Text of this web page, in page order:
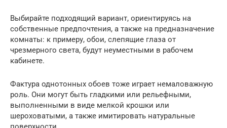
Выбирайте подходящий вариант, ориентируясь на
собственные предпочтения, а также на предназначение
комнаты: к примеру, обои, слепящие глаза от
чрезмерного света, будут неуместными в рабочем
кабинете.
Фактура однотонных обоев тоже играет немаловажную
роль. Они могут быть гладкими или рельефными,
выполненными в виде мелкой крошки или
шероховатыми, а также имитировать натуральные